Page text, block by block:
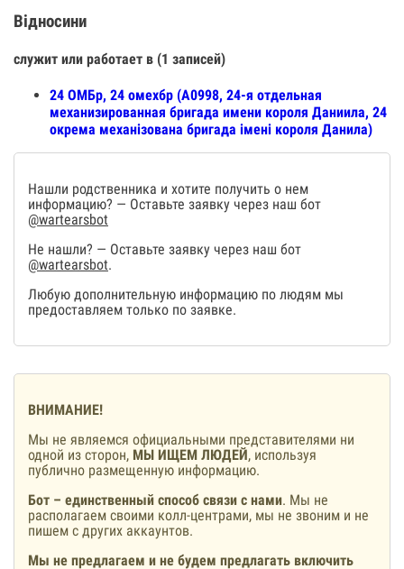
Відносини
служит или работает в (1 записей)
24 ОМБр, 24 омехбр (А0998, 24-я отдельная
механизированная бригада имени короля Даниила, 24
окрема механізована бригада імені короля Данила)
Нашли родственника и хотите получить о нем
информацию? — Оставьте заявку через наш бот
@wartearsbot
Не нашли? — Оставьте заявку через наш бот
@wartearsbot.
Любую дополнительную информацию по людям мы
предоставляем только по заявке.
ВНИМАНИЕ!
Мы не являемся официальными представителями ни
одной из сторон, МЫ ИЩЕМ ЛЮДЕЙ, используя
публично размещенную информацию.
Бот – единственный способ связи с нами. Мы не
располагаем своими колл-центрами, мы не звоним и не
пишем с других аккаунтов.
Мы не предлагаем и не будем предлагать включить